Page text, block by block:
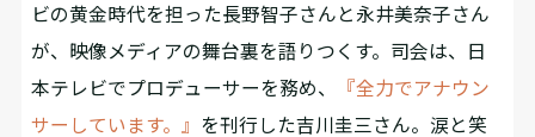
ビの黄金時代を担った長野智子さんと永井美奈子さん
が、映像メディアの舞台裏を語りつくす。司会は、日
本テレビでプロデューサーを務め、
『全力でアナウン
サーしています。』 を刊行した吉川圭三さん。涙と笑